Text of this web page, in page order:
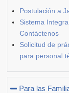
Postulación a
Sistema
Contáctenos
Solicitud de
para personal
Para las